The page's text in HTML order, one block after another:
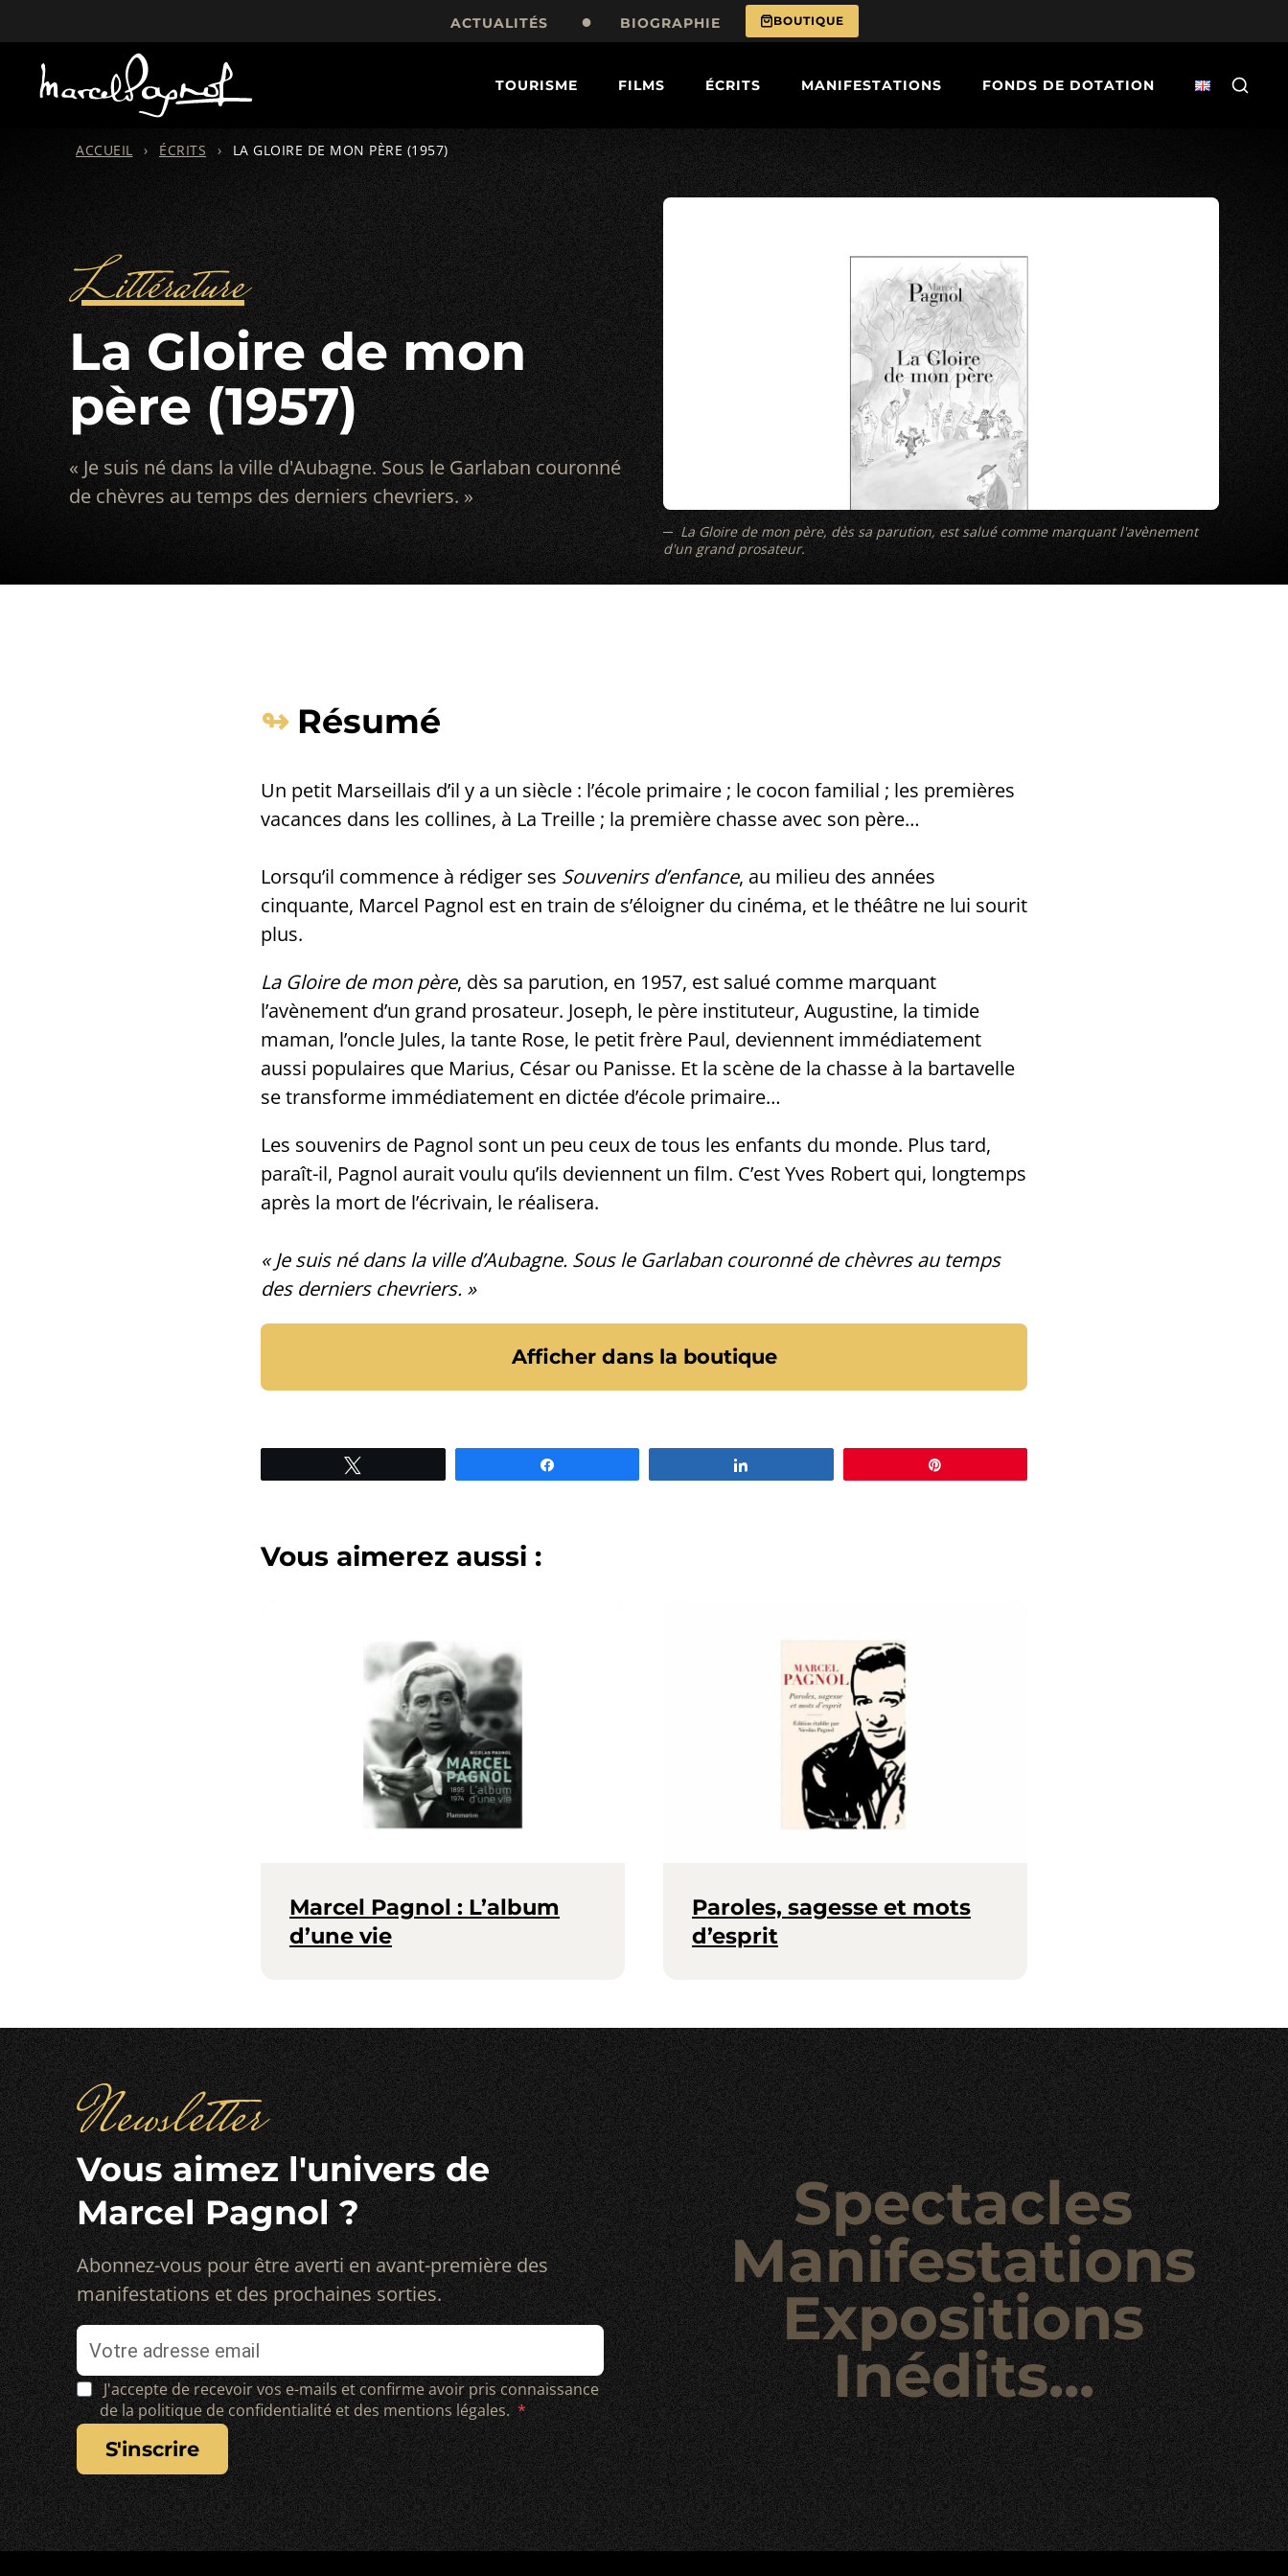
ACTUALITÉS BIOGRAPHIE BOUTIQUE
TOURISME FILMS ÉCRITS MANIFESTATIONS FONDS DE DOTATION
ACCUEIL › ÉCRITS › LA GLOIRE DE MON PÈRE (1957)
Littérature
La Gloire de mon
père (1957)
« Je suis né dans la ville d'Aubagne. Sous le Garlaban couronné
de chèvres au temps des derniers chevriers. »
La Gloire de mon père, dès sa parution, est salué comme marquant l'avènement
d'un grand prosateur.
Résumé
Un petit Marseillais d’il y a un siècle : l’école primaire ; le cocon familial ; les premières
vacances dans les collines, à La Treille ; la première chasse avec son père…
Lorsqu’il commence à rédiger ses Souvenirs d’enfance, au milieu des années
cinquante, Marcel Pagnol est en train de s’éloigner du cinéma, et le théâtre ne lui sourit
plus.
La Gloire de mon père, dès sa parution, en 1957, est salué comme marquant
l’avènement d’un grand prosateur. Joseph, le père instituteur, Augustine, la timide
maman, l’oncle Jules, la tante Rose, le petit frère Paul, deviennent immédiatement
aussi populaires que Marius, César ou Panisse. Et la scène de la chasse à la bartavelle
se transforme immédiatement en dictée d’école primaire…
Les souvenirs de Pagnol sont un peu ceux de tous les enfants du monde. Plus tard,
paraît-il, Pagnol aurait voulu qu’ils deviennent un film. C’est Yves Robert qui, longtemps
après la mort de l’écrivain, le réalisera.
« Je suis né dans la ville d’Aubagne. Sous le Garlaban couronné de chèvres au temps
des derniers chevriers. »
Afficher dans la boutique
Vous aimerez aussi :
Marcel Pagnol : L’album
d’une vie
Paroles, sagesse et mots
d’esprit
Newsletter
Vous aimez l'univers de
Marcel Pagnol ?
Abonnez-vous pour être averti en avant-première des
manifestations et des prochaines sorties.
J'accepte de recevoir vos e-mails et confirme avoir pris connaissance
de la politique de confidentialité et des mentions légales.
s'inscrire
Spectacles
Manifestations
Expositions
Inédits...